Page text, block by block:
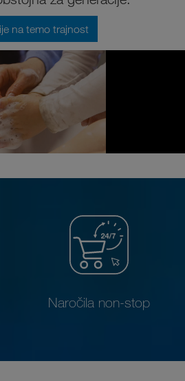
na temo trajnost
Naročila non-stop